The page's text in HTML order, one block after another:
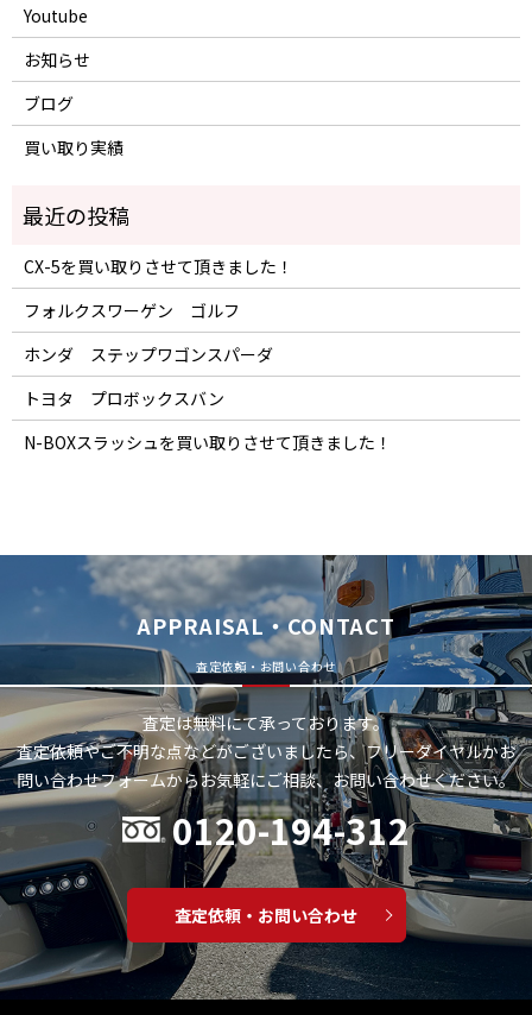
Youtube
お知らせ
ブログ
買い取り実績
CX-5を買い取りさせて頂きました！
フォルクスワーゲン ゴルフ
ホンダ ステップワゴンスパーダ
トヨタ プロボックスバン
N-BOXスラッシュを買い取りさせて頂きました！
APPRAISAL・CONTACT
査定依頼・お問い合わせ
査定は無料にて承っております。
査定依頼やご不明な点などがございましたら、フリーダイヤルかお
問い合わせフォームからお気軽にご相談、お問い合わせください。
0120-194-312
査定依頼・お問い合わせ